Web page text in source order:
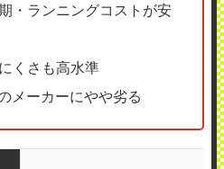
・ランニングコストが安
くさも高水準
メーカーにやや劣る